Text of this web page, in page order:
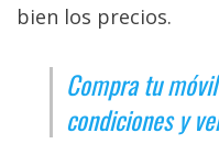
bien los precios.
Compra tu
condiciones y